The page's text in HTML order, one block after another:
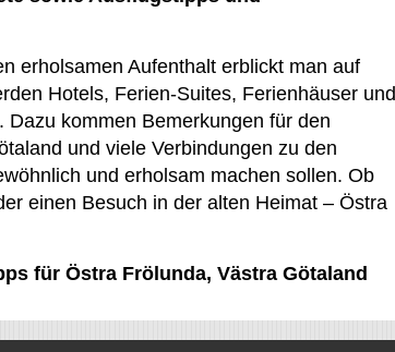
erholsamen Aufenthalt erblickt man auf
Hotels, Ferien-Suites, Ferienhäuser und
kommen Bemerkungen für den
und viele Verbindungen zu den
und erholsam machen sollen. Ob
einen Besuch in der alten Heimat – Östra
für Östra Frölunda, Västra Götaland